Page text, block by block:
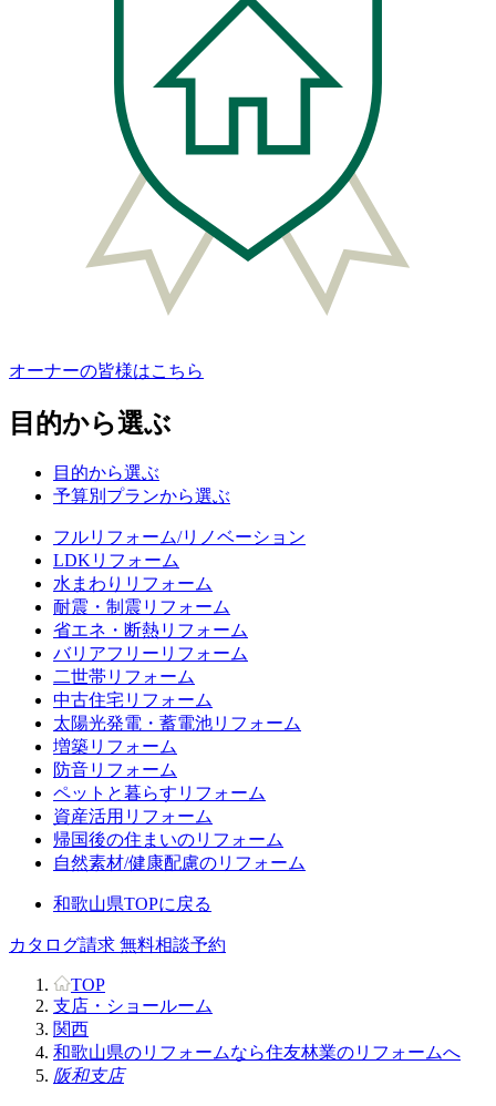
オーナーの皆様はこちら
目的から選ぶ
目的から選ぶ
予算別プランから選ぶ
フルリフォーム/リノベーション
LDKリフォーム
水まわりリフォーム
耐震・制震リフォーム
省エネ・断熱リフォーム
バリアフリーリフォーム
二世帯リフォーム
中古住宅リフォーム
太陽光発電・蓄電池リフォーム
増築リフォーム
防音リフォーム
ペットと暮らすリフォーム
資産活用リフォーム
帰国後の住まいのリフォーム
自然素材/健康配慮のリフォーム
和歌山県TOPに戻る
カタログ請求 無料相談予約
TOP
支店・ショールーム
関西
和歌山県のリフォームなら住友林業のリフォームへ
阪和支店